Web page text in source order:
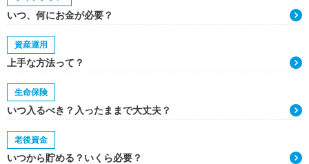
いつ、何にお金が必要？
資産運用
上手な方法って？
生命保険
いつ入るべき？入ったままで大丈夫？
老後資金
いつから貯める？いくら必要？